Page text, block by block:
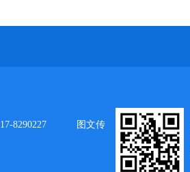
8290227
图文传